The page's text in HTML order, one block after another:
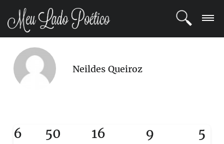
LOGIN
REGISTRO
Neildes Queiroz
50 16 9 5